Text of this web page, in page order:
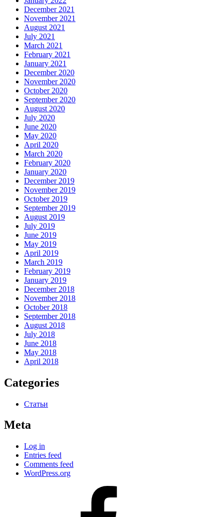
December 2021
November 2021
August 2021
July 2021
March 2021
February 2021
January 2021
December 2020
November 2020
October 2020
September 2020
August 2020
July 2020
June 2020
May 2020
April 2020
March 2020
February 2020
January 2020
December 2019
November 2019
October 2019
September 2019
August 2019
July 2019
June 2019
May 2019
April 2019
March 2019
February 2019
January 2019
December 2018
November 2018
October 2018
September 2018
August 2018
July 2018
June 2018
May 2018
April 2018
Categories
Статьи
Meta
Log in
Entries feed
Comments feed
WordPress.org